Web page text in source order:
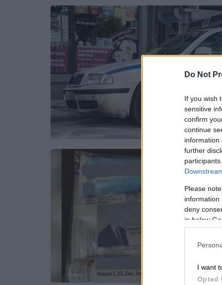
Do Not
If you wish
sensitive
confirm
continue
information
further
Please
information
deny
in below
I want
Opted